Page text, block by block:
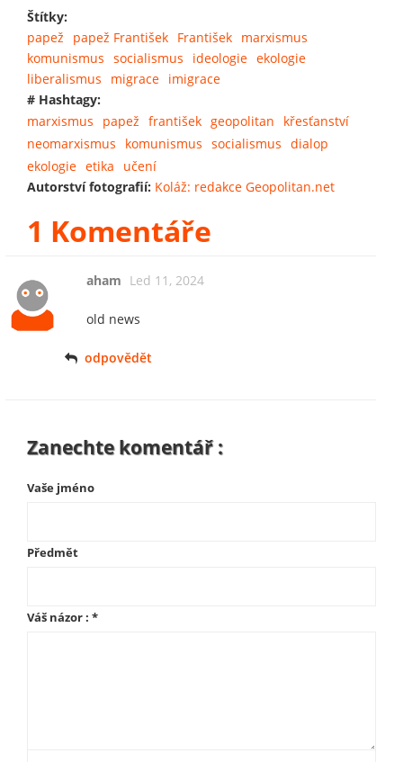
Štítky:
papež
papež František František marxismus
komunismus socialismus ideologie ekologie
liberalismus
migrace imigrace
# Hashtagy:
marxismus
papež františek geopolitan
křesťanství
neomarxismus
komunismus socialismus dialop
ekologie etika
učení
Autorství fotografií: Koláž: redakce Geopolitan.net
1 Komentáře
aham Led 11, 2024
old news
odpovědět
Zanechte komentář :
Vaše jméno
Předmět
Váš názor : *